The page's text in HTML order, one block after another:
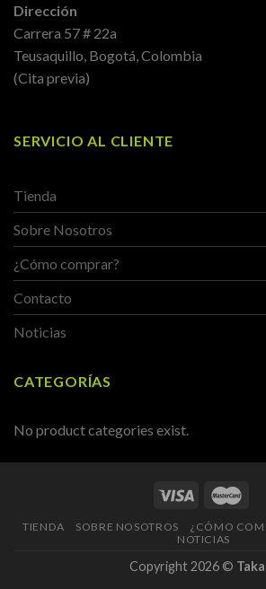
Dirección
Carrera 57 # 22a
Teusaquillo, Bogotá, Colombia
(Cita previa)
SERVICIO AL CLIENTE
Tienda
Sobre Nosotros
¿Cómo comprar?
Contacto
Noticias
CATEGORÍAS
No product categories exist.
TIENDA SOBRE NOSOTROS ¿CÓMO
NOTICIAS
Copyright 2026 ©